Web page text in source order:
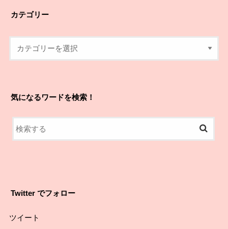
カテゴリー
気になるワードを検索！
Twitter でフォロー
ツイート